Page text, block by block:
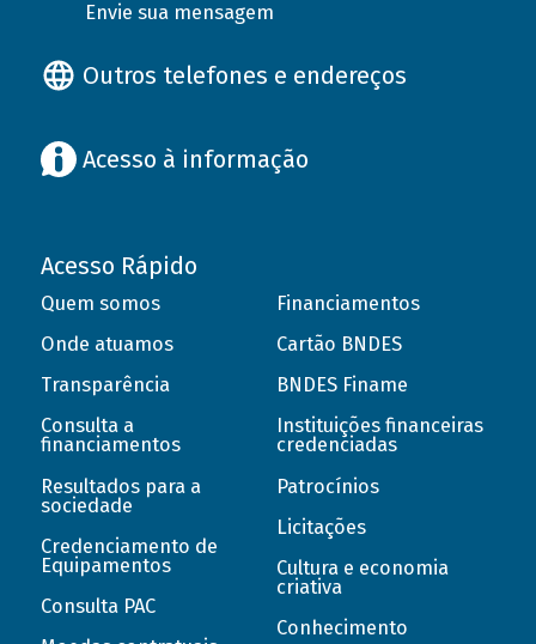
Envie sua mensagem
Outros telefones e endereços
Acesso à informação
Acesso Rápido
Quem somos
Onde atuamos
Transparência
Consulta a
financiamentos
Resultados para a
sociedade
Credenciamento de
Equipamentos
Consulta PAC
Financiamentos
Cartão BNDES
BNDES Finame
Instituições financeiras
credenciadas
Patrocínios
Licitações
Cultura e economia
criativa
Conhecimento